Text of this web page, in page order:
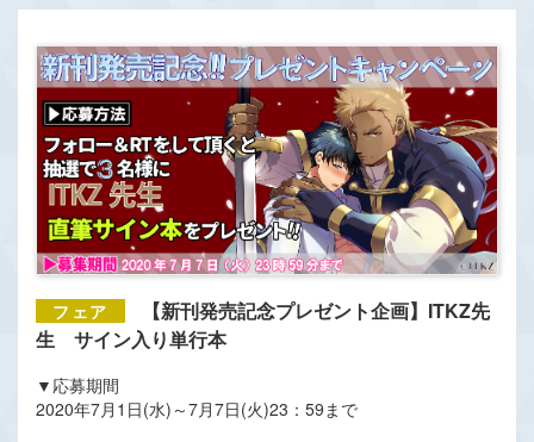
【新刊発売記念プレゼント企画】ITKZ先
生 サイン入り単行本
▼応募期間
2020年7月1日(水)～7月7日(火)23：59まで